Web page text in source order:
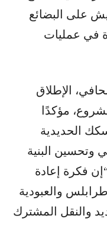
على البضائع
في عمليات
الإطلاق
مؤكدًا
الحديدية
وتحسين البنية
فكرة إعادة
والعبودية
والنقل المشترك